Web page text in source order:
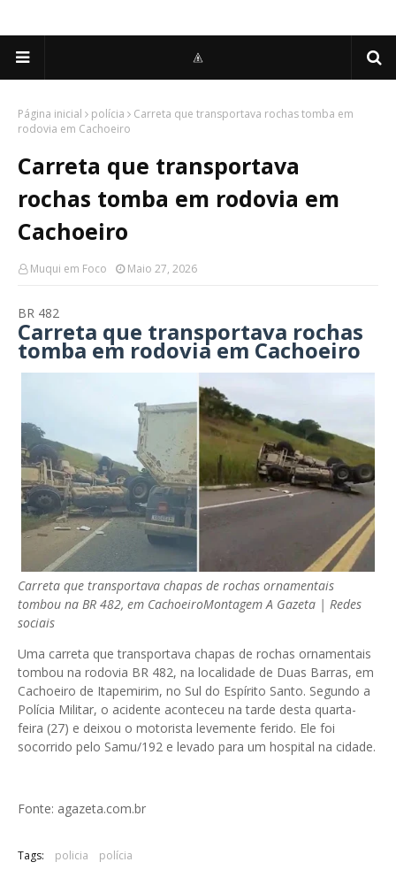
Página inicial polícia
Carreta que transportava rochas tomba em
rodovia em Cachoeiro
Carreta que transportava
rochas tomba em rodovia em
Cachoeiro
Muqui em Foco Maio 27, 2026
BR 482
Carreta que transportava rochas
tomba em rodovia em Cachoeiro
Carreta que transportava chapas de rochas ornamentais
tombou na BR 482, em CachoeiroMontagem A Gazeta | Redes
sociais
Uma carreta que transportava chapas de rochas ornamentais
tombou na rodovia BR 482, na localidade de Duas Barras, em
Cachoeiro de Itapemirim, no Sul do Espírito Santo. Segundo a
Polícia Militar, o acidente aconteceu na tarde desta quarta-
feira (27) e deixou o motorista levemente ferido. Ele foi
socorrido pelo Samu/192 e levado para um hospital na cidade.
Fonte: agazeta.com.br
Tags: policia polícia